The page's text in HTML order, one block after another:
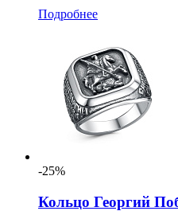
Подробнее
-25%
Кольцо Георгий